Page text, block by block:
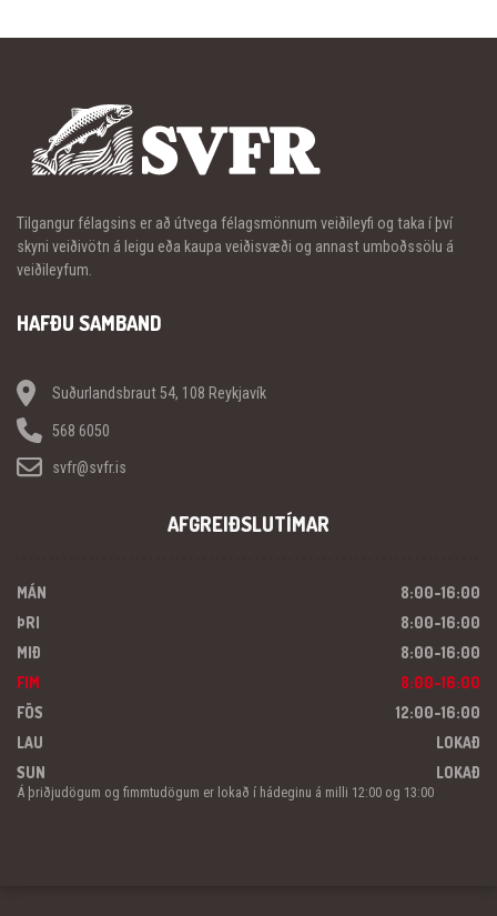
Tilgangur félagsins er að útvega félagsmönnum veiðileyfi og taka í því
skyni veiðivötn á leigu eða kaupa veiðisvæði og annast umboðssölu á
veiðileyfum.
HAFÐU SAMBAND
Suðurlandsbraut 54, 108 Reykjavík
568 6050
svfr@svfr.is
AFGREIÐSLUTÍMAR
MÁN
8:00-16:00
ÞRI
8:00-16:00
MIÐ
8:00-16:00
FIM
8:00-16:00
FÖS
12:00-16:00
LAU
LOKAÐ
SUN
LOKAÐ
Á þriðjudögum og fimmtudögum er lokað í hádeginu á milli 12:00 og 13:00